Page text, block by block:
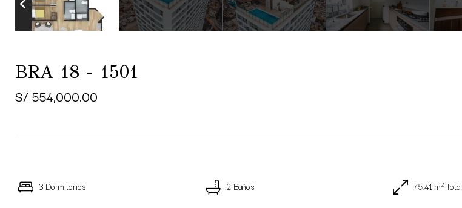
BRA 18 - 1501
S/ 554,000.00
3 Dormitorios 2 Baños 75.41 m2Total